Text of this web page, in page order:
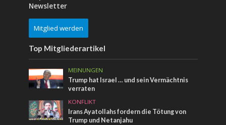
Newsletter
Mitglied werden
Top Mitgliederartikel
MEINUNGEN
Trump hat Israel … und sein Vermächtnis
verraten
KONFLIKT
Irans Ayatollahs fordern die Tötung von
Trump und Netanjahu